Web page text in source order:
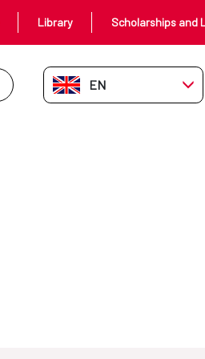
Library Scholarships and
EN-GB